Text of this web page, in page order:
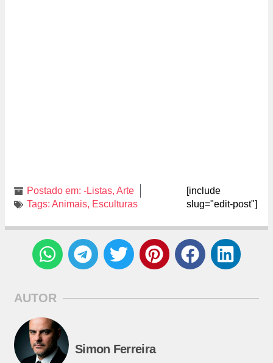
Postado em: -Listas, Arte
Tags: Animais, Esculturas
[include
slug="edit-post"]
AUTOR
Simon Ferreira